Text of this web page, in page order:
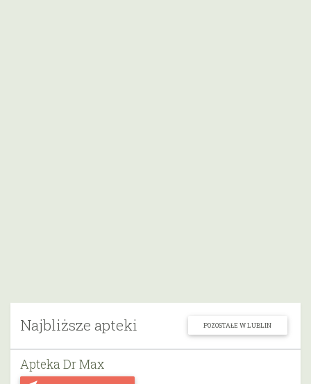
Najbliższe apteki POZOSTAŁE W LUBLIN
Apteka Dr Max